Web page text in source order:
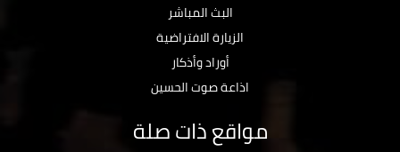
البث المباشر
الزيارة الافتراضية
أوراد وأذكار
اذاعة صوت الحسين
مواقع ذات صلة